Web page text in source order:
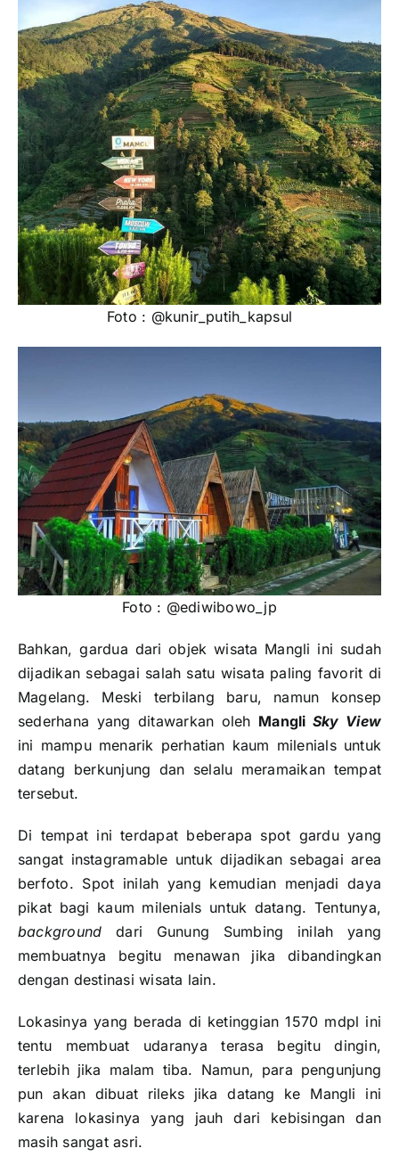
Foto : @kunir_putih_kapsul
Foto : @ediwibowo_jp
Bahkan, gardua dari objek wisata Mangli ini sudah
dijadikan sebagai salah satu wisata paling favorit di
Magelang. Meski terbilang baru, namun konsep
sederhana yang ditawarkan oleh Mangli Sky View
ini mampu menarik perhatian kaum milenials untuk
datang berkunjung dan selalu meramaikan tempat
tersebut.
Di tempat ini terdapat beberapa spot gardu yang
sangat instagramable untuk dijadikan sebagai area
berfoto. Spot inilah yang kemudian menjadi daya
pikat bagi kaum milenials untuk datang. Tentunya,
backgrounddari Gunung Sumbing inilah yang
membuatnya begitu menawan jika dibandingkan
dengan destinasi wisata lain.
Lokasinya yang berada di ketinggian 1570 mdpl ini
tentu membuat udaranya terasa begitu dingin,
terlebih jika malam tiba. Namun, para pengunjung
pun akan dibuat rileks jika datang ke Mangli ini
karena lokasinya yang jauh dari kebisingan dan
masih sangat asri.